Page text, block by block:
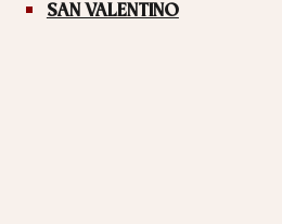
SAN VALENTINO